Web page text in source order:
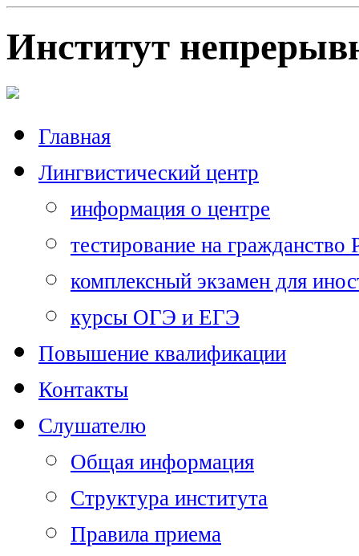
Институт
Главная
Лингвистический центр
информация о центре
тестирование на гражданство
комплексный экзамен для
курсы ОГЭ и ЕГЭ
Повышение квалификации
Контакты
Слушателю
Общая информация
Структура института
Правила приема